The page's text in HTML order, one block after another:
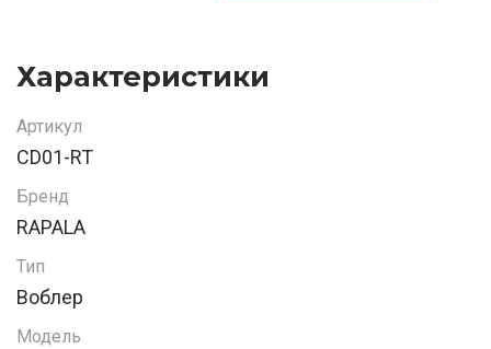
Характеристики
Артикул
CD01-RT
Бренд
RAPALA
Тип
Воблер
Модель